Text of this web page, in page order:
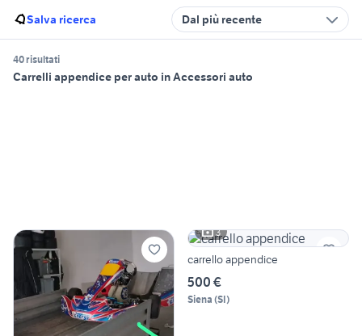
Salva ricerca Dal più recente
40 risultati
Carrelli appendice per auto in Accessori auto
3
carrello appendice
500 €
Siena (SI)